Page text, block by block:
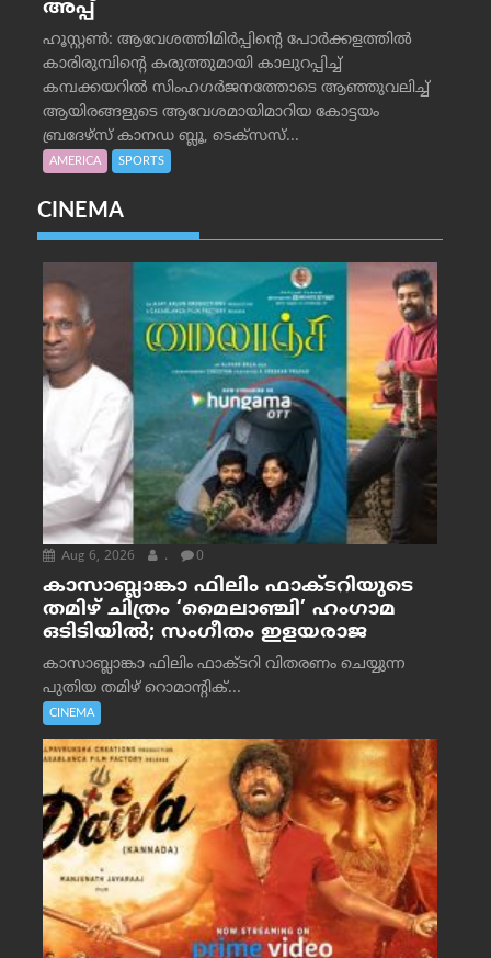
അപ്പ്
ഹൂസ്റ്റണ്‍: ആവേശത്തിമിര്‍പ്പിന്റെ പോര്‍ക്കളത്തില്‍
കാരിരുമ്പിന്റെ കരുത്തുമായി കാലുറപ്പിച്ച്
കമ്പക്കയറില്‍ സിംഹഗര്‍ജനത്തോടെ ആഞ്ഞുവലിച്ച്
ആയിരങ്ങളുടെ ആവേശമായിമാറിയ കോട്ടയം
ബ്രദേഴ്‌സ് കാനഡ ബ്ലൂ, ടെക്‌സസ്...
AMERICA SPORTS
CINEMA
Aug 6, 2026 . 0
കാസാബ്ലാങ്കാ ഫിലിം ഫാക്ടറിയുടെ
തമിഴ് ചിത്രം ‘മൈലാഞ്ചി’ ഹംഗാമ
ഒടിടിയിൽ; സംഗീതം ഇളയരാജ
കാസാബ്ലാങ്കാ ഫിലിം ഫാക്ടറി വിതരണം ചെയ്യുന്ന
പുതിയ തമിഴ് റൊമാന്റിക്...
CINEMA